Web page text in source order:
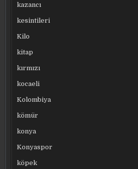
kazancı
kesintileri
Kilo
kitap
kırmızı
kocaeli
Kolombiya
kömür
konya
Konyaspor
köpek